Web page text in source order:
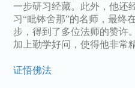
一步研习经藏。此外，他还
习“毗钵舍那”的名师，最终
步，得到了多位法师的赞许
加上勤学好问，使得他非常
证悟佛法